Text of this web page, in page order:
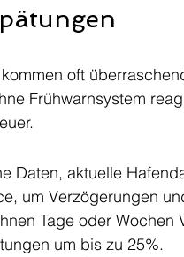
oft
Frühwarnsystem
Daten, aktuelle
um Verzögerungen
Tage oder
um bis zu 25%.